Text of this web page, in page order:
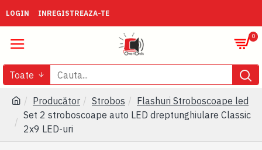
LOGIN INREGISTREAZA-TE
0
Toate
Producător Strobos
Flashuri Stroboscoape led
Set 2 stroboscoape auto LED dreptunghiulare Classic
2x9 LED-uri